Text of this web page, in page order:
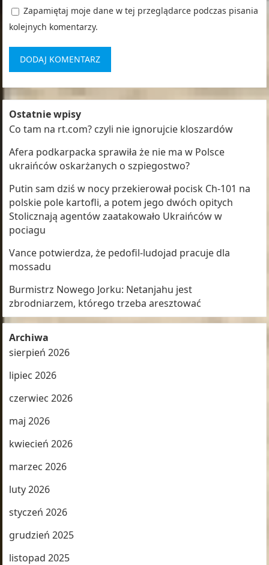
Zapamiętaj moje dane w tej przeglądarce podczas pisania
kolejnych komentarzy.
Ostatnie wpisy
Co tam na rt.com? czyli nie ignorujcie kloszardów
Afera podkarpacka sprawiła że nie ma w Polsce
ukraińców oskarżanych o szpiegostwo?
Putin sam dziś w nocy przekierował pocisk Ch-101 na
polskie pole kartofli, a potem jego dwóch opitych
Stolicznają agentów zaatakowało Ukraińców w
pociagu
Vance potwierdza, że pedofil-ludojad pracuje dla
mossadu
Burmistrz Nowego Jorku: Netanjahu jest
zbrodniarzem, którego trzeba aresztować
Archiwa
sierpień 2026
lipiec 2026
czerwiec 2026
maj 2026
kwiecień 2026
marzec 2026
luty 2026
styczeń 2026
grudzień 2025
listopad 2025